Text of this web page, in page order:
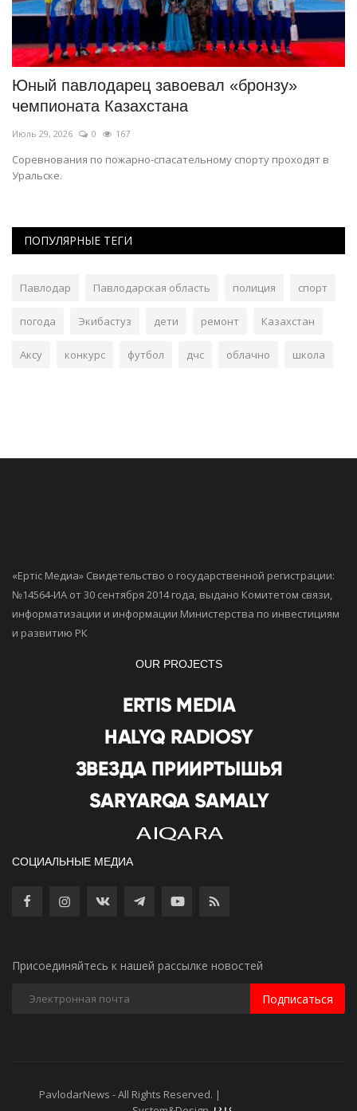
Юный павлодарец завоевал «бронзу»
чемпионата Казахстана
Июль 29, 2026 0 167
Соревнования по пожарно-спасательному спорту проходят в
Уральске.
ПОПУЛЯРНЫЕ ТЕГИ
Павлодар Павлодарская область полиция спорт
погода Экибастуз дети ремонт Казахстан
Аксу конкурс футбол дчс облачно школа
«Ертiс Медиа» Свидетельство о государственной регистрации:
№14564-ИА от 30 сентября 2014 года, выдано Комитетом связи,
информатизации и информации Министерства по инвестициям
и развитию РК
OUR PROJECTS
СОЦИАЛЬНЫЕ МЕДИА
Присоединяйтесь к нашей рассылке новостей
Подписаться
PavlodarNews - All Rights Reserved. |